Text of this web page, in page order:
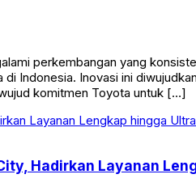
perkembangan yang
Indonesia. Inovasi ini
komitmen Toyota untuk […]
Hadirkan Layanan